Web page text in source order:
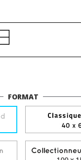
FORMAT